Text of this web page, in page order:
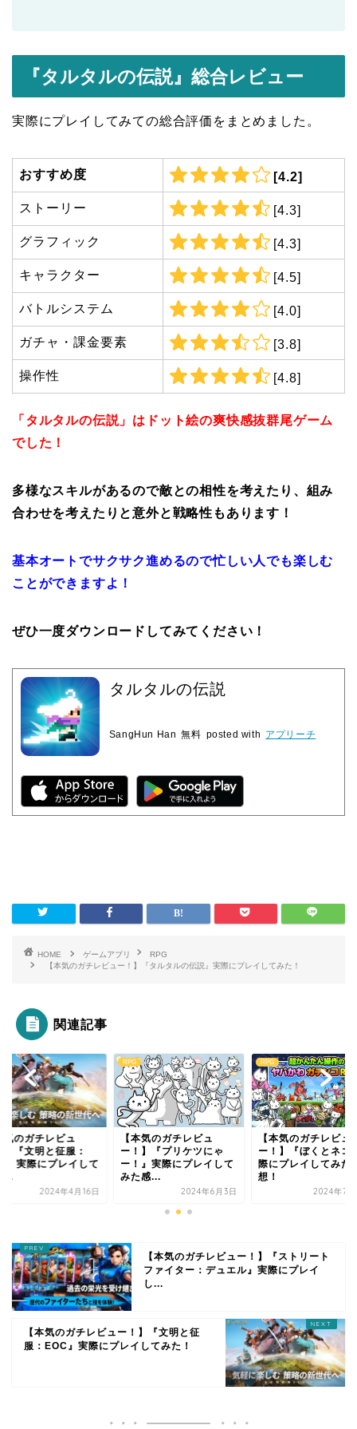
『タルタルの伝説』総合レビュー
実際にプレイしてみての総合評価をまとめました。
おすすめ度 [4.2]
ストーリー [4.3]
グラフィック [4.3]
キャラクター [4.5]
バトルシステム [4.0]
ガチャ・課金要素 [3.8]
操作性 [4.8]
「タルタルの伝説」はドット絵の爽快感抜群尾ゲーム
でした！
多様なスキルがあるので敵との相性を考えたり、組み
合わせを考えたりと意外と戦略性もあります！
基本オートでサクサク進めるので忙しい人でも楽しむ
ことができますよ！
ぜひ一度ダウンロードしてみてください！
タルタルの伝説
SangHun Han 無料 posted with アプリーチ
HOME ゲームアプリ
RPG
【本気のガチレビュー！】『タルタルの伝説』実際にプレイしてみた！
関連記事
気のガチレビュ
】『文明と征服：
』実際にプレイして
...
2024年4月16日
RPG
【本気のガチレビュ
ー！】『プリケツにゃ
ー！』実際にプレイして
みた感...
2024年6月3日
RPG
【本気のガチレビュ
ー！】『ぼくとネコ
際にプレイしてみた
想！
2024年7
【本気のガチレビュー！】『ストリート
ファイター：デュエル』実際にプレイ
し...
【本気のガチレビュー！】『文明と征
服：EOC』実際にプレイしてみた！